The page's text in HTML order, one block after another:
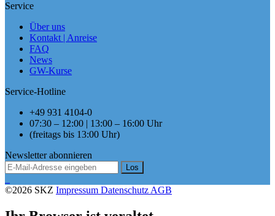
Service
Über uns
Kontakt | Anreise
FAQ
News
GW-Kurse
Service-Hotline
+49 931 4104-0
07:30 – 12:00 | 13:00 – 16:00 Uhr
(freitags bis 13:00 Uhr)
Newsletter abonnieren
Los
©2026 SKZ Impressum Datenschutz AGB